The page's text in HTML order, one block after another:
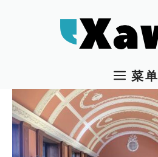
菜单